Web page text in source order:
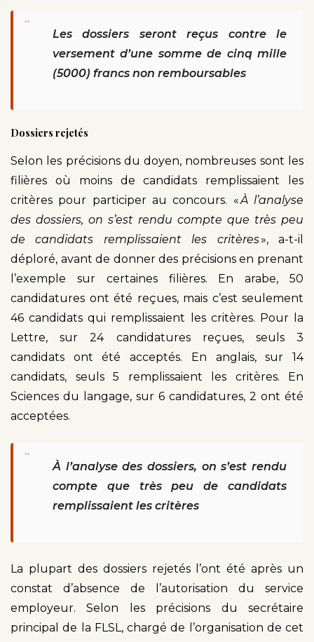
“
Les dossiers seront reçus contre le
versement d’une somme de cinq mille
(5000) francs non remboursables
Dossiers rejetés
Selon les précisions du doyen, nombreuses sont les
filières où moins de candidats remplissaient les
critères pour participer au concours. «À l’analyse
des dossiers, on s’est rendu compte que très peu
de candidats remplissaient les critères», a-t-il
déploré, avant de donner des précisions en prenant
l’exemple sur certaines filières. En arabe, 50
candidatures ont été reçues, mais c’est seulement
46 candidats qui remplissaient les critères. Pour la
Lettre, sur 24 candidatures reçues, seuls 3
candidats ont été acceptés. En anglais, sur 14
candidats, seuls 5 remplissaient les critères. En
Sciences du langage, sur 6 candidatures, 2 ont été
acceptées.
“
À l’analyse des dossiers, on s’est rendu
compte que très peu de candidats
remplissaient les critères
La plupart des dossiers rejetés l’ont été après un
constat d’absence de l’autorisation du service
employeur. Selon les précisions du secrétaire
principal de la FLSL, chargé de l’organisation de cet